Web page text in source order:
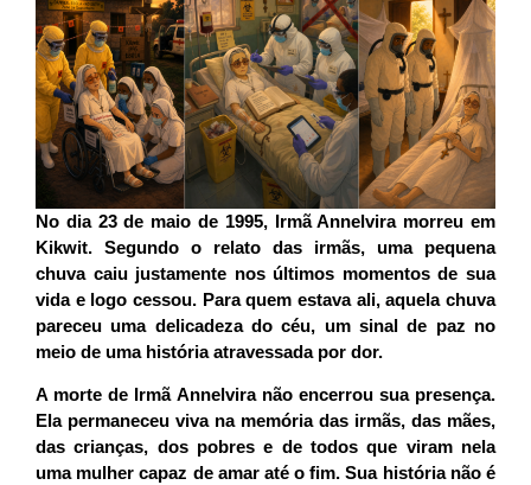
No dia 23 de maio de 1995, Irmã Annelvira morreu em
Kikwit. Segundo o relato das irmãs, uma pequena
chuva caiu justamente nos últimos momentos de sua
vida e logo cessou. Para quem estava ali, aquela chuva
pareceu uma delicadeza do céu, um sinal de paz no
meio de uma história atravessada por dor.
A morte de Irmã Annelvira não encerrou sua presença.
Ela permaneceu viva na memória das irmãs, das mães,
das crianças, dos pobres e de todos que viram nela
uma mulher capaz de amar até o fim. Sua história não é